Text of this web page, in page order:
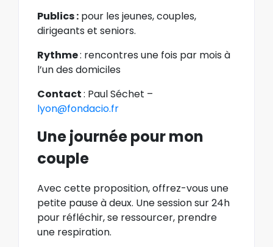
Publics : pour les jeunes, couples,
dirigeants et seniors.
Rythme: rencontres une fois par mois à
l’un des domiciles
Contact: Paul Séchet –
lyon@fondacio.fr
Une journée pour mon
couple
Avec cette proposition, offrez-vous une
petite pause à deux. Une session sur 24h
pour réfléchir, se ressourcer, prendre
une respiration.